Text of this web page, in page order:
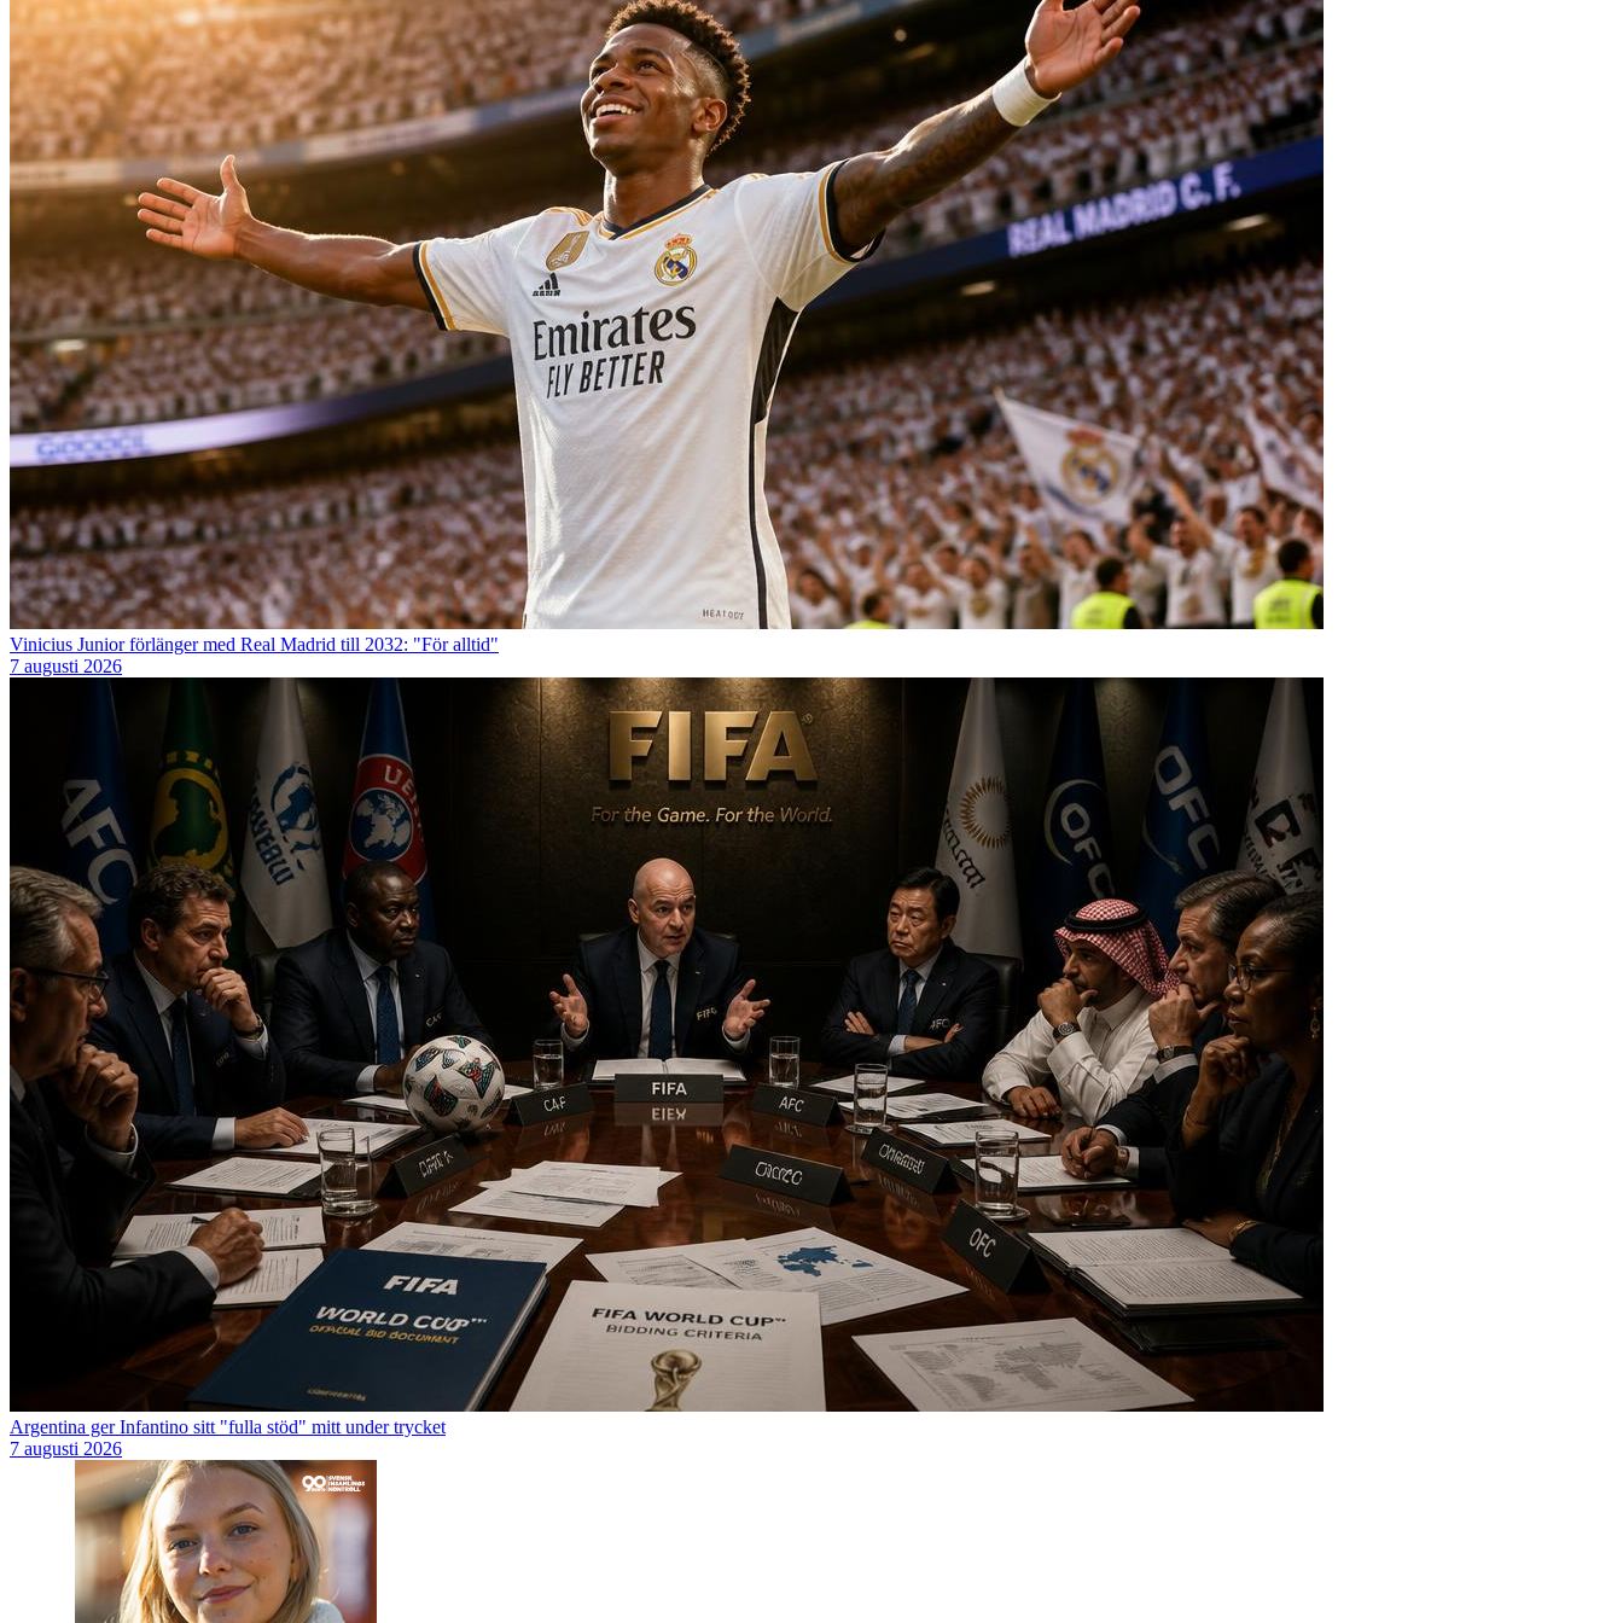
Vinicius Junior förlänger med Real Madrid till 2032: "För alltid"
7 augusti 2026
Argentina ger Infantino sitt "fulla stöd" mitt under trycket
7 augusti 2026